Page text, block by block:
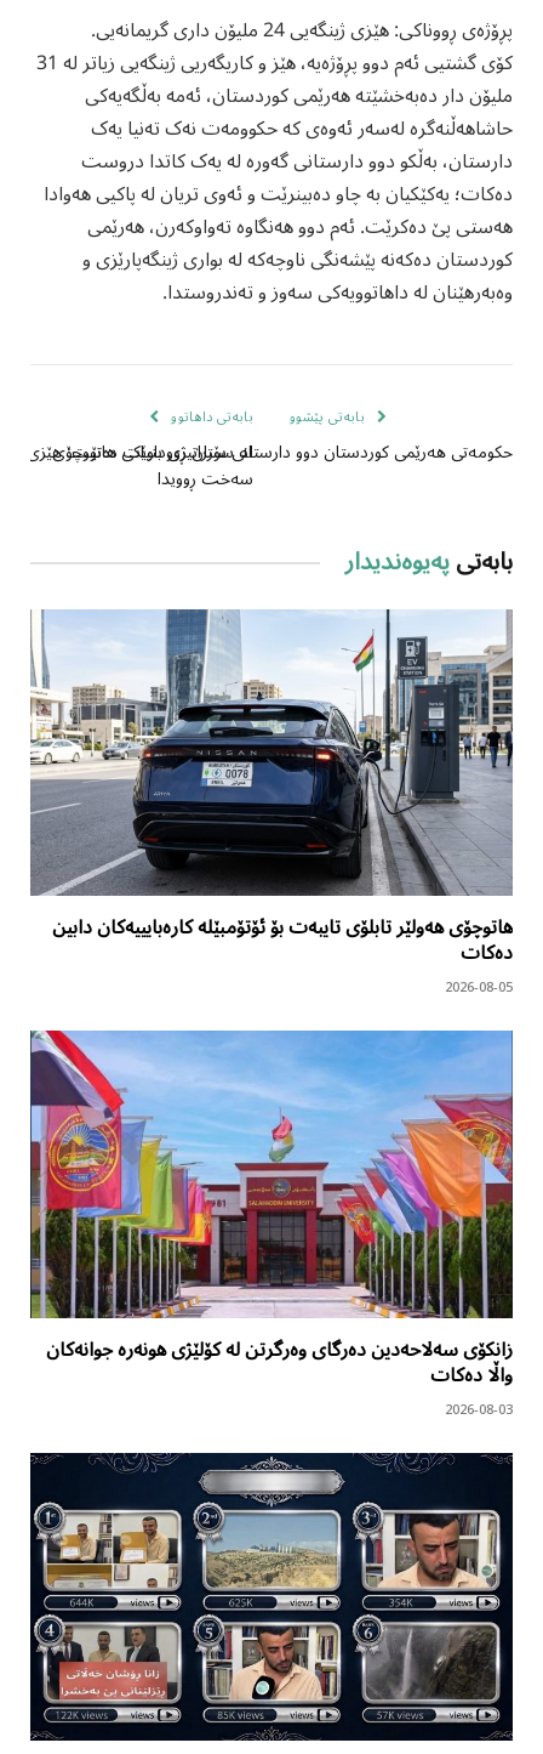
پڕۆژەی ڕووناکی: هێزی ژینگەیی 24 ملیۆن داری گریمانەیی.
کۆی گشتیی ئەم دوو پڕۆژەیە، هێز و کاریگەریی ژینگەیی زیاتر لە 31
ملیۆن دار دەبەخشێتە هەرێمی کوردستان، ئەمە بەڵگەیەکی
حاشاهەڵنەگرە لەسەر ئەوەی کە حكوومەت نەک تەنیا یەک
دارستان، بەڵکو دوو دارستانی گەورە لە یەک کاتدا دروست
دەکات؛ یەکێکیان بە چاو دەبینرێت و ئەوی تریان لە پاکیی هەوادا
هەستی پێ دەکرێت. ئەم دوو هەنگاوە تەواوکەرن، هەرێمی
کوردستان دەکەنە پێشەنگی ناوچەکە لە بواری ژینگەپارێزی و
وەبەرهێنان لە داهاتوویەکی سەوز و تەندروستدا.
بابەتی پێشوو
حکومەتی هەرێمی کوردستان دوو دارستانی ستراتیژی بنیات دەنێت: هێزی 31 ملیۆن دار لۆ ژینگەیەکی سەوزتر
بابەتی داهاتوو
لە سۆران ڕووداوێکی هاتووچۆی
سەخت ڕوویدا
بابەتیپەیوەندیدار
هاتوچۆی هەولێر تابلۆی تایبەت بۆ ئۆتۆمبێلە کارەبایییەکان دابین
دەکات
2026-08-05
زانکۆی سەلاحەدین دەرگای وەرگرتن لە کۆلێژی هونەرە جوانەکان
واڵا دەکات
2026-08-03